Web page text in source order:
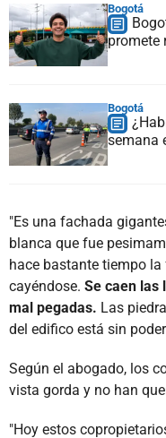
Bogotá
promete
Bogotá
semana
"Es una fachada
blanca que fue
hace bastante tiempo
cayéndose. Se caen las
mal pegadas. Las
del edifico está sin
Según el abogado, los
vista gorda y no han
"Hoy estos